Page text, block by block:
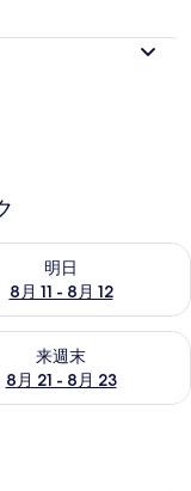
明日
8月 11 - 8月 12
11 - 8月 12 の空室状
来週末
8月 21 - 8月 23
21 - 8月 23 の空室